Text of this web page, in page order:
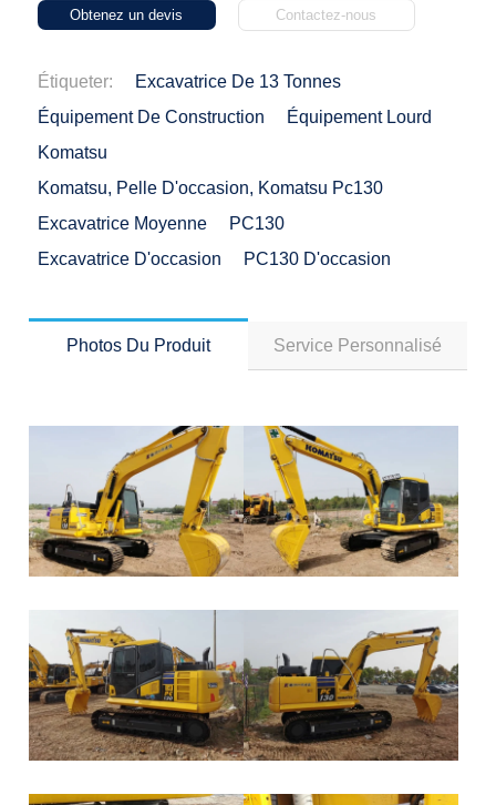
Obtenez un devis Contactez-nous
Étiqueter:
Excavatrice De 13 Tonnes
Équipement De Construction
Équipement Lourd
Komatsu
Komatsu, Pelle D'occasion, Komatsu Pc130
Excavatrice Moyenne
PC130
Excavatrice D'occasion
PC130 D'occasion
Photos Du Produit Service Personnalisé